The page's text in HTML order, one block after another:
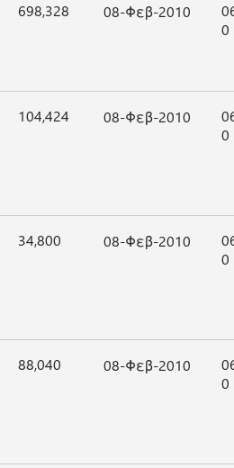
698,328 08-Φεβ-2010
0
104,424 08-Φεβ-2010
0
34,800 08-Φεβ-2010
0
88,040 08-Φεβ-2010
0